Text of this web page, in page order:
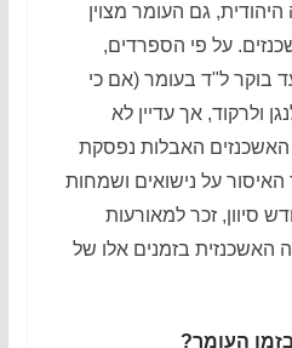
גם העומר מצוין
על פי הספרדים,
בוקר ל"ד בעומר (אם כי
ולרקוד, אך עדיין לא
האבלות נפסקת
על נישואים ושמחות
סיוון, זכר למאורעות
האשכנזית בזמנים אלו של
העומר?